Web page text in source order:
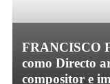
FRANCISCO
como Directo
compositor e